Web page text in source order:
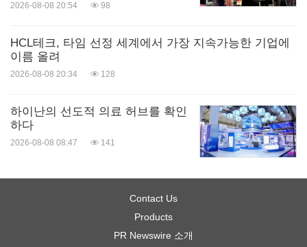
2026-08-08 20:54 98
HCL테크, 타임 선정 세계에서 가장 지속가능한 기업에
이름 올려
2026-08-08 20:34 128
하이난의 선도적 의료 허브를 확인
하다
2026-08-08 08:47 141
Contact Us
Products
PR Newswire 소개